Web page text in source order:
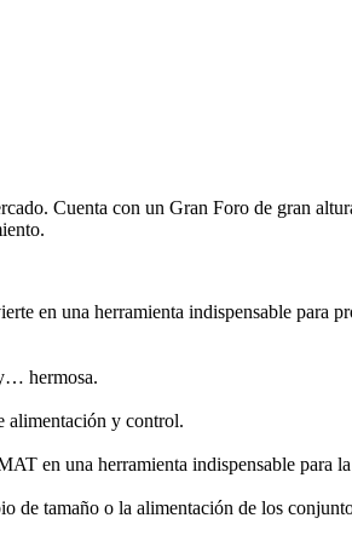
Cuenta con un Gran Foro de gran
en una herramienta indispensable para
hermosa.
alimentación y control.
en una herramienta indispensable para
tamaño o la alimentación de los